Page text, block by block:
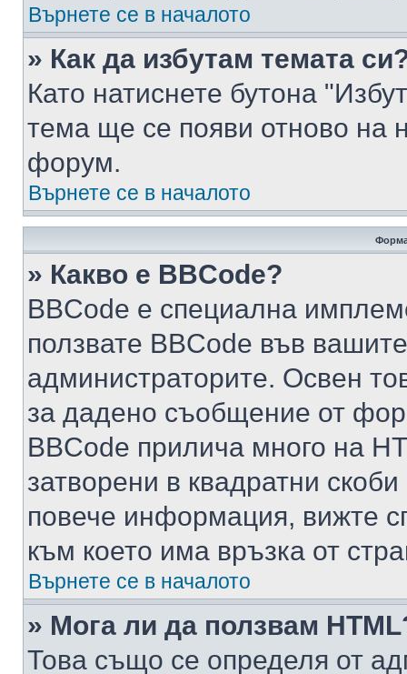
Върнете се в началото
» Как да избутам темата
Като натиснете бутона
тема ще се появи отново на
форум.
Върнете се в началото
» Какво е BBCode?
BBCode е специална
ползвате BBCode във
администраторите. Освен
за дадено съобщение от
BBCode прилича много на
затворени в квадратни
повече информация, вижте
към което има връзка от
Върнете се в началото
» Мога ли да ползвам
Това също се определя от